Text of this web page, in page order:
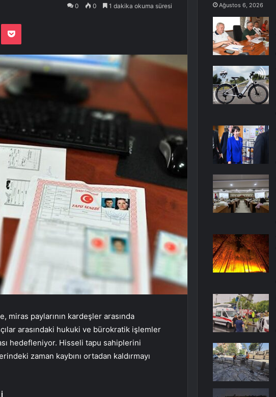
0 0 1 dakika okuma süresi
Pocket
paylarının kardeşler arasında
arasındaki hukuki ve bürokratik işlemler
hedefleniyor. Hisseli tapu sahiplerini
zaman kaybını ortadan kaldırmayı
Ağustos 6, 2026